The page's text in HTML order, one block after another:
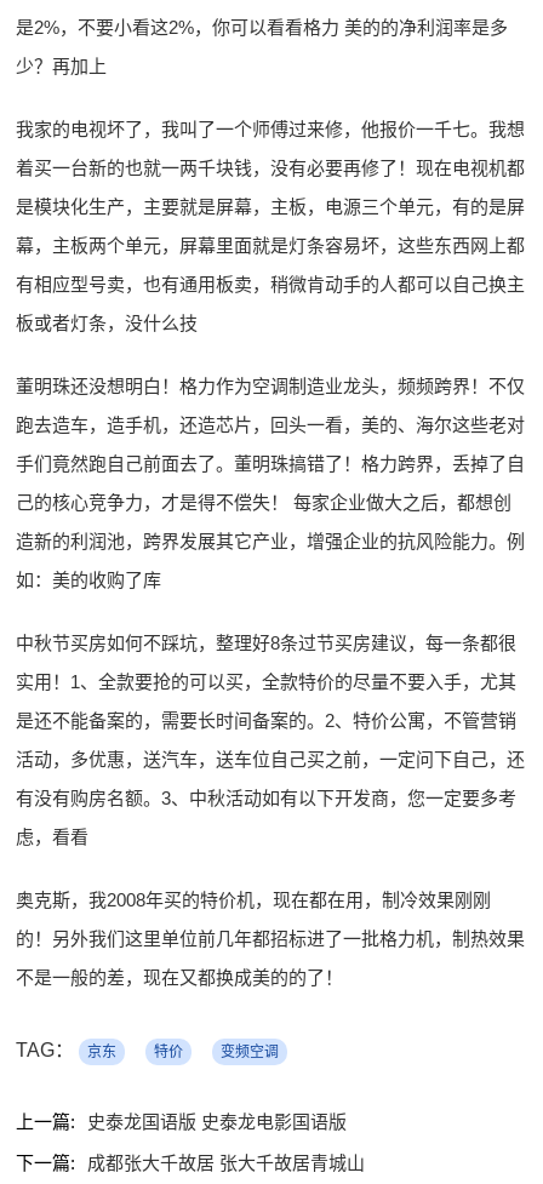
是2%，不要小看这2%，你可以看看格力 美的的净利润率是多
少？再加上
我家的电视坏了，我叫了一个师傅过来修，他报价一千七。我想
着买一台新的也就一两千块钱，没有必要再修了！现在电视机都
是模块化生产，主要就是屏幕，主板，电源三个单元，有的是屏
幕，主板两个单元，屏幕里面就是灯条容易坏，这些东西网上都
有相应型号卖，也有通用板卖，稍微肯动手的人都可以自己换主
板或者灯条，没什么技
董明珠还没想明白！格力作为空调制造业龙头，频频跨界！不仅
跑去造车，造手机，还造芯片，回头一看，美的、海尔这些老对
手们竟然跑自己前面去了。董明珠搞错了！格力跨界，丢掉了自
己的核心竞争力，才是得不偿失！ 每家企业做大之后，都想创
造新的利润池，跨界发展其它产业，增强企业的抗风险能力。例
如：美的收购了库
中秋节买房如何不踩坑，整理好8条过节买房建议，每一条都很
实用！1、全款要抢的可以买，全款特价的尽量不要入手，尤其
是还不能备案的，需要长时间备案的。2、特价公寓，不管营销
活动，多优惠，送汽车，送车位自己买之前，一定问下自己，还
有没有购房名额。3、中秋活动如有以下开发商，您一定要多考
虑，看看
奥克斯，我2008年买的特价机，现在都在用，制冷效果刚刚
的！另外我们这里单位前几年都招标进了一批格力机，制热效果
不是一般的差，现在又都换成美的的了！
TAG： 京东 特价 变频空调
上一篇:
史泰龙国语版 史泰龙电影国语版
下一篇:
成都张大千故居 张大千故居青城山